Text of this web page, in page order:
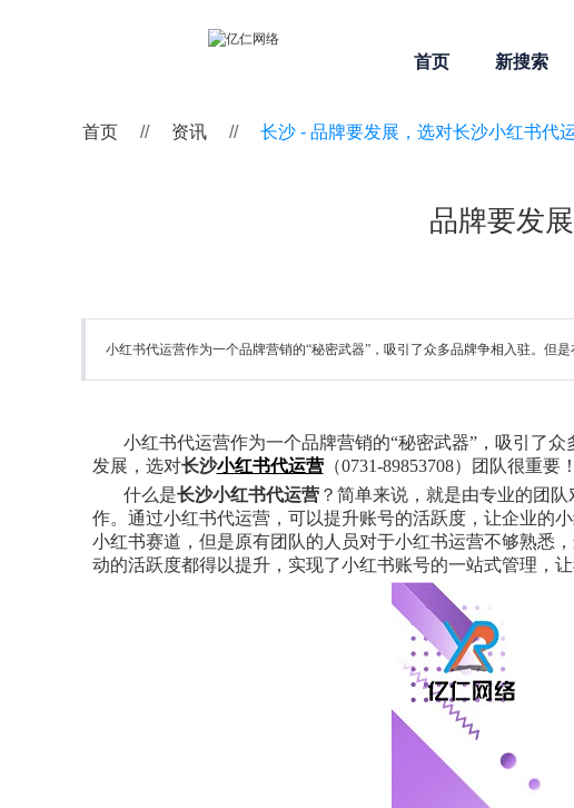
首页 新搜索
品牌要发
小红书代运营作为一个品牌营销的“秘密武器”，吸引了众多品牌争相入驻。但
小红书代运营作为一个品牌营销的“秘密武器”，吸引了
发展，选对长沙小红书代运营（0731-89853708）团队很重要！
什么是长沙小红书代运营？简单来说，就是由专业的团
作。通过小红书代运营，可以提升账号的活跃度，让企业的
小红书赛道，但是原有团队的人员对于小红书运营不够熟悉
动的活跃度都得以提升，实现了小红书账号的一站式管理，让
首页 // 资讯 // 长沙 - 品牌要发展，选对长沙小红书代